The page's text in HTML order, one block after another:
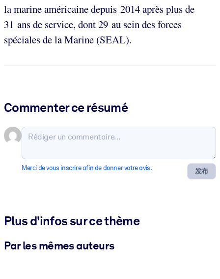
la marine américaine depuis 2014 après plus de
31 ans de service, dont 29 au sein des forces
spéciales de la Marine (SEAL).
Commenter ce résumé
发布
Merci de vous inscrire afin de donner votre avis.
Plus d'infos sur ce thème
Par les mêmes auteurs